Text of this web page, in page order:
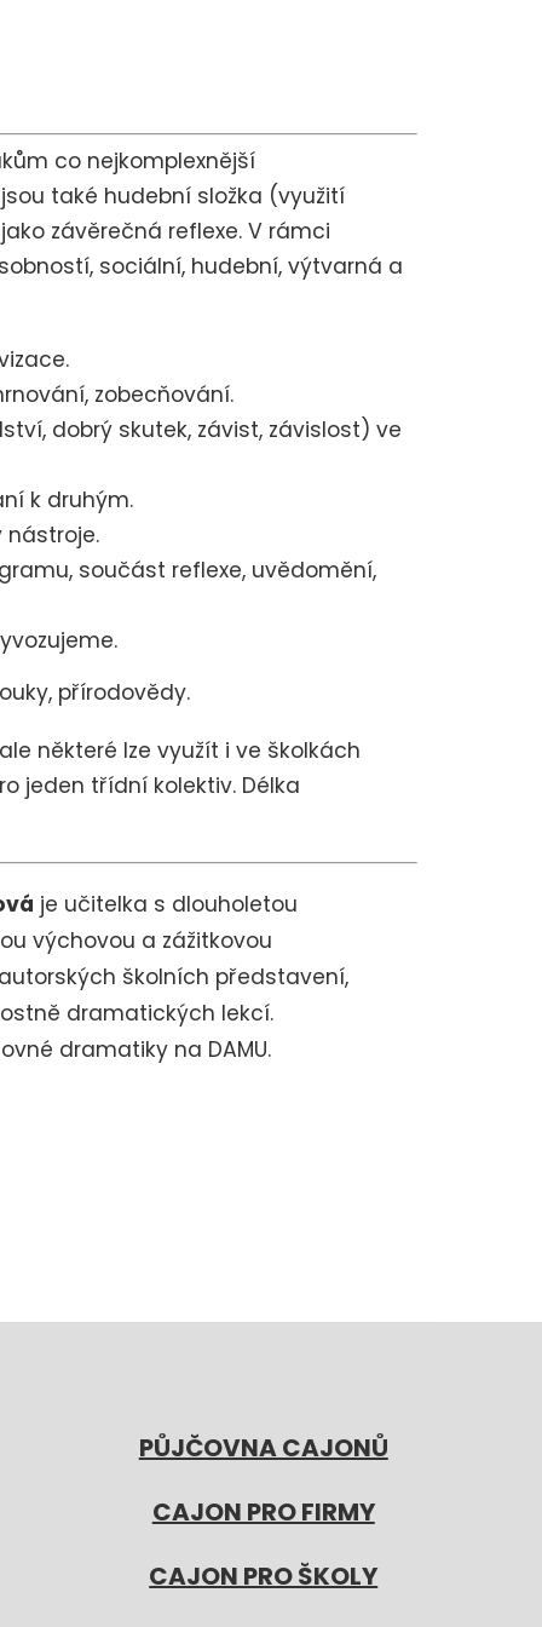
co nejkomplexnější
také hudební složka (využití
závěrečná reflexe. V rámci
sociální, hudební, výtvarná a
zobecňování.
dobrý skutek, závist, závislost) ve
k druhým.
nástroje.
součást reflexe, uvědomění,
přírodovědy.
některé lze využít i ve školkách
jeden třídní kolektiv. Délka
je učitelka s dlouholetou
výchovou a zážitkovou
školních představení,
dramatických lekcí.
dramatiky na DAMU.
PŮJČOVNA CAJONŮ
CAJON PRO FIRMY
CAJON PRO ŠKOLY